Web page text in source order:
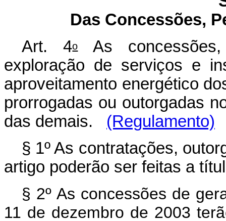
Das Concessões,
Art. 4oAs concessões,
exploração de serviços e
aproveitamento energético
prorrogadas ou outorgadas
das demais. (Regulamento)
§ 1º As contratações,
artigo poderão ser feitas a
§ 2º As concessões de
11 de dezembro de 2003